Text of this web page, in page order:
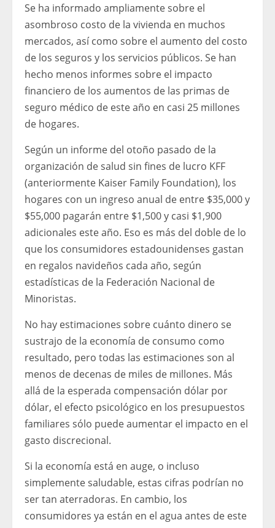
Se ha informado ampliamente sobre el
asombroso costo de la vivienda en muchos
mercados, así como sobre el aumento del costo
de los seguros y los servicios públicos. Se han
hecho menos informes sobre el impacto
financiero de los aumentos de las primas de
seguro médico de este año en casi 25 millones
de hogares.
Según un informe del otoño pasado de la
organización de salud sin fines de lucro KFF
(anteriormente Kaiser Family Foundation), los
hogares con un ingreso anual de entre $35,000 y
$55,000 pagarán entre $1,500 y casi $1,900
adicionales este año. Eso es más del doble de lo
que los consumidores estadounidenses gastan
en regalos navideños cada año, según
estadísticas de la Federación Nacional de
Minoristas.
No hay estimaciones sobre cuánto dinero se
sustrajo de la economía de consumo como
resultado, pero todas las estimaciones son al
menos de decenas de miles de millones. Más
allá de la esperada compensación dólar por
dólar, el efecto psicológico en los presupuestos
familiares sólo puede aumentar el impacto en el
gasto discrecional.
Si la economía está en auge, o incluso
simplemente saludable, estas cifras podrían no
ser tan aterradoras. En cambio, los
consumidores ya están en el agua antes de este